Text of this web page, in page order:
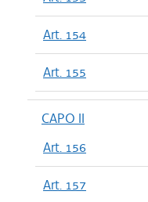
Art. 154
Art. 155
CAPO II
Art. 156
Art. 157